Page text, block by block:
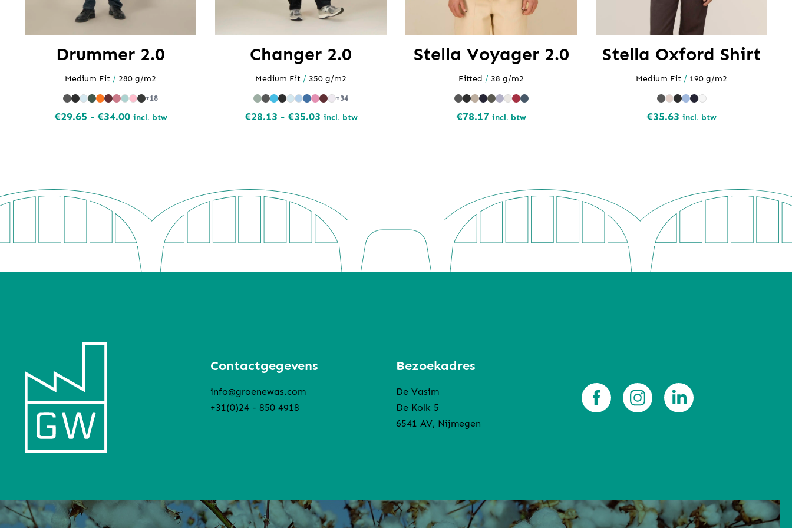
Drummer 2.0
Medium Fit / 280 g/m2
+18
€29.65 - €34.00Prijsklasse:
incl. btw
Changer 2.0
Medium Fit / 350 g/m2
+34
€28.13 - €35.03Prijsklasse:
incl. btw
Stella Voyager 2.0
Fitted / 38 g/m2
€78.17 incl. btw
Stella Oxford Shirt
Medium Fit / 190 g/m2
€35.63 incl. btw
Contactgegevens
info@groenewas.com
+31(0)24 - 850 4918
Bezoekadres
De Vasim
De Kolk 5
6541 AV, Nijmegen